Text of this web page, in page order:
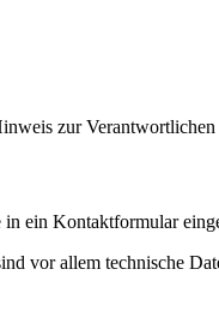
zur
in ein Kontaktformular
vor allem technische